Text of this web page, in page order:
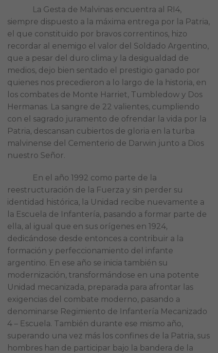
La Gesta de Malvinas encuentra al RI4,
siempre dispuesto a la máxima entrega por la Patria,
el que constituido por bravos correntinos, hizo
recordar al enemigo el valor del Soldado Argentino,
que a pesar del duro clima y la desigualdad de
medios, dejo bien sentado el prestigio ganado por
quienes nos precedieron a lo largo de la historia, en
los combates de Monte Harriet, Tumbledow y Dos
Hermanas. La sangre de 22 valientes, cumpliendo
con el sagrado juramento de ofrendar la vida por la
Patria, descansan cubiertos de gloria en la turba
malvinense del Cementerio de Darwin junto a Dios
nuestro Señor.
En el año 1992 como parte de la
reestructuración de la Fuerza y sin perder su
identidad histórica, la Unidad recibe nuevamente a
la Escuela de Infantería, pasando a formar parte de
ella, al igual que en sus orígenes en 1924,
dedicándose desde entonces a contribuir a la
formación y perfeccionamiento del infante
argentino. En ese año se inicia también su
modernización, transformándose en una potente
Unidad mecanizada, preparada para afrontar las
exigencias del combate moderno, pasando a
denominarse Regimiento de Infantería Mecanizado
4 – Escuela. También durante ese mismo año,
superando una vez más los confines de la Patria, sus
hombres han de participar bajo la bandera de la